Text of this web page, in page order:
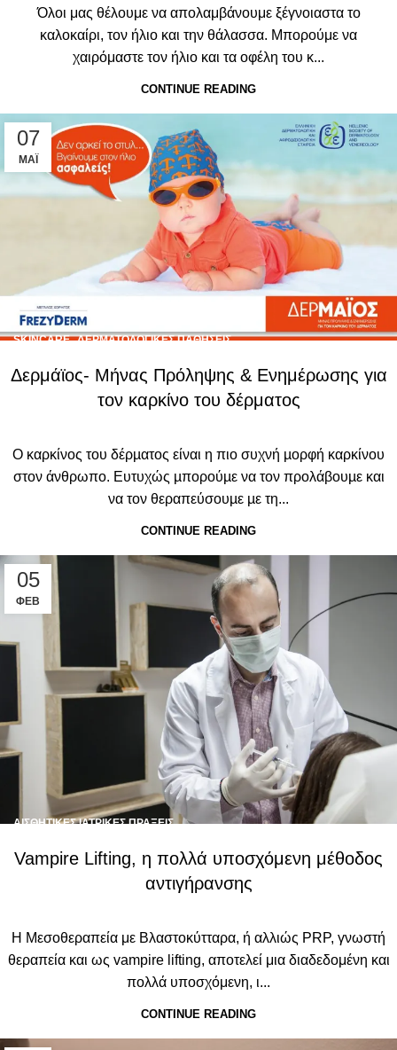
Όλοι μας θέλουμε να απολαμβάνουμε ξέγνοιαστα το
καλοκαίρι, τον ήλιο και την θάλασσα. Μπορούμε να
χαιρόμαστε τον ήλιο και τα οφέλη του κ...
CONTINUE READING
07
ΜΆΙ
SKINCARE,ΔΕΡΜΑΤΟΛΟΓΙΚΈΣ ΠΑΘΉΣΕΙΣ
Δερμάϊος- Μήνας Πρόληψης & Ενημέρωσης για
τον καρκίνο του δέρματος
Ο καρκίνος του δέρµατος είναι η πιο συχνή µορφή καρκίνου
στον άνθρωπο. Ευτυχώς µπορούµε να τον προλάβουµε και
να τον θεραπεύσουµε µε τη...
CONTINUE READING
05
ΦΕΒ
ΑΙΣΘΗΤΙΚΈΣ ΙΑΤΡΙΚΈΣ ΠΡΆΞΕΙΣ
Vampire Lifting, η πολλά υποσχόμενη μέθοδος
αντιγήρανσης
Η Μεσοθεραπεία με Βλαστοκύτταρα, ή αλλιώς PRP, γνωστή
θεραπεία και ως vampire lifting, αποτελεί μια διαδεδομένη και
πολλά υποσχόμενη, ι...
CONTINUE READING